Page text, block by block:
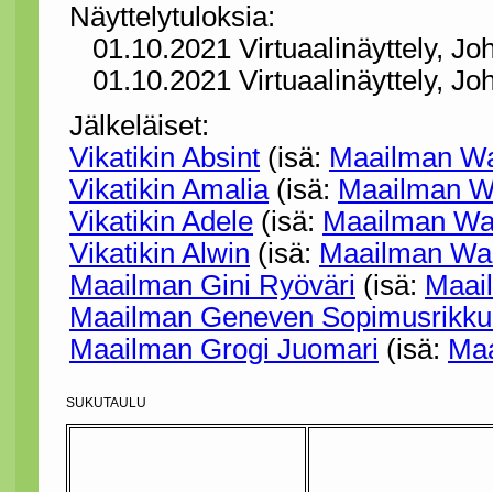
Näyttelytuloksia:
01.10.2021 Virtuaalinäyttely,
01.10.2021 Virtuaalinäyttely,
Jälkeläiset:
Vikatikin Absint (isä: Maailman
Vikatikin Amalia(isä: Maailman
Vikatikin Adele (isä: Maailman
Vikatikin Alwin (isä: Maailman
Maailman Gini Ryöväri (isä:
Maailman Geneven
Maailman Grogi Juomari (isä:
SUKUTAULU